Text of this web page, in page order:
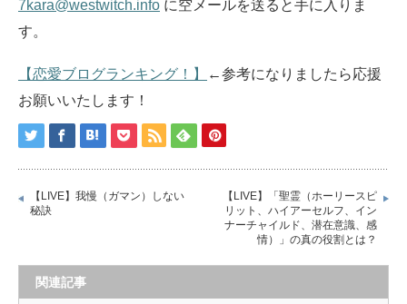
7kara@westwitch.info に空メールを送ると手に入りま
す。
【恋愛ブログランキング！】
←参考になりましたら応援
お願いいたします！
【LIVE】我慢（ガマン）しない
秘訣
【LIVE】「聖霊（ホーリースピ
リット、ハイアーセルフ、イン
ナーチャイルド、潜在意識、感
情）」の真の役割とは？
関連記事